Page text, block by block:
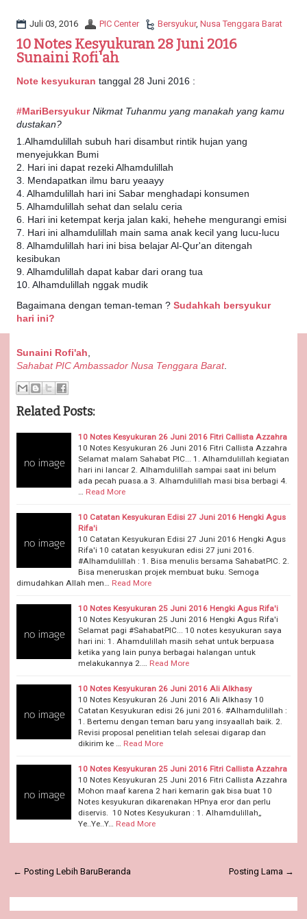
i
o
Juli 03, 2016 PIC Center Bersyukur, Nusa Tenggara Barat
10 Notes Kesyukuran 28 Juni 2016
Sunaini Rofi'ah
Note kesyukuran tanggal 28 Juni 2016 :
#‎MariBersyukur‬ Nikmat Tuhanmu yang manakah yang kamu
dustakan‬?
1.Alhamdulillah subuh hari disambut rintik hujan yang
menyejukkan Bumi
2. Hari ini dapat rezeki Alhamdulillah
3. Mendapatkan ilmu baru yeaayy
4. Alhamdulillah hari ini Sabar menghadapi konsumen
5. Alhamdulillah sehat dan selalu ceria
6. Hari ini ketempat kerja jalan kaki, hehehe mengurangi emisi
7. Hari ini alhamdulillah main sama anak kecil yang lucu-lucu
8. Alhamdulillah hari ini bisa belajar Al-Qur'an ditengah
kesibukan
9. Alhamdulillah dapat kabar dari orang tua
10. Alhamdulillah nggak mudik
Bagaimana dengan teman-teman ? Sudahkah bersyukur
hari ini?
Sunaini Rofi'ah,
Sahabat PIC Ambassador Nusa Tenggara Barat.
Related Posts:
10 Notes Kesyukuran 26 Juni 2016 Fitri Callista Azzahra
10 Notes Kesyukuran 26 Juni 2016 Fitri Callista Azzahra
Selamat malam Sahabat PIC... 1. Alhamdulillah kegiatan
hari ini lancar 2. Alhamdulillah sampai saat ini belum
ada pecah puasa.a 3. Alhamdulillah masi bisa berbagi 4.
… Read More
10 Catatan Kesyukuran Edisi 27 Juni 2016 Hengki Agus
Rifa'i
10 Catatan Kesyukuran Edisi 27 Juni 2016 Hengki Agus
Rifa'i 10 catatan kesyukuran edisi 27 juni 2016.
#Alhamdulillah : 1. Bisa menulis bersama SahabatPIC. 2.
Bisa meneruskan projek membuat buku. Semoga
dimudahkan Allah men… Read More
10 Notes Kesyukuran 25 Juni 2016 Hengki Agus Rifa'i
10 Notes Kesyukuran 25 Juni 2016 Hengki Agus Rifa'i
Selamat pagi #SahabatPIC... 10 notes kesyukuran saya
hari ini: 1. Ahamdulillah masih sehat untuk berpuasa
ketika yang lain punya berbagai halangan untuk
melakukannya 2.… Read More
10 Notes Kesyukuran 26 Juni 2016 Ali Alkhasy
10 Notes Kesyukuran 26 Juni 2016 Ali Alkhasy 10
Catatan Kesyukuran edisi 26 juni 2016. #Alhamdulillah :
1. Bertemu dengan teman baru yang insyaallah baik. 2.
Revisi proposal penelitian telah selesai digarap dan
dikirim ke … Read More
10 Notes Kesyukuran 25 Juni 2016 Fitri Callista Azzahra
10 Notes Kesyukuran 25 Juni 2016 Fitri Callista Azzahra
Mohon maaf karena 2 hari kemarin gak bisa buat 10
Notes kesyukuran dikarenakan HPnya eror dan perlu
diservis. 10 Notes Kesyukuran : 1. Alhamdulillah,,
Ye..Ye..Y… Read More
← Posting Lebih Baru Posting Lama →
Beranda